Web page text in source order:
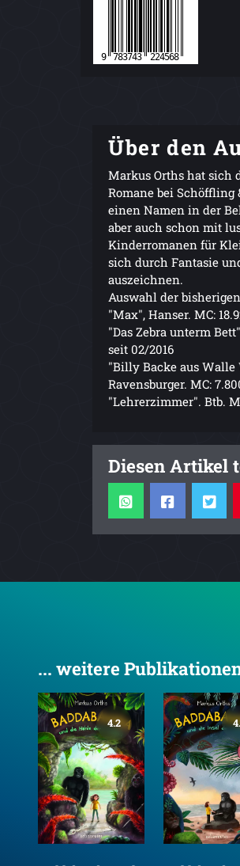
Über den
Markus Orths hat sich
Romane bei Schöffling
einen Namen in der
aber auch schon mit
Kinderromanen für
sich durch Fantasie
auszeichnen.
Auswahl der
"Max", Hanser. MC:
"Das Zebra unterm
seit 02/2016
"Billy Backe aus Walle
Ravensburger. MC:
"Lehrerzimmer". Btb.
Diesen Artikel
... weitere
4.2